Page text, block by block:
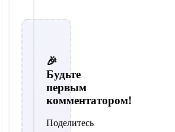
🎉
Будьте
первым
комментатором!
Поделитесь